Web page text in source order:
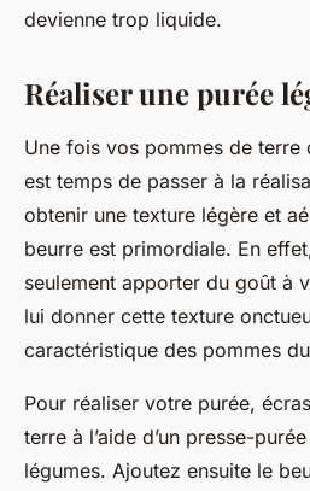
devienne trop liquide.
Réaliser une purée
Une fois vos pommes de terre
est temps de passer à la
obtenir une texture légère et
beurre est primordiale. En
seulement apporter du goût à
lui donner cette texture
caractéristique des pommes
Pour réaliser votre purée,
terre à l’aide d’un presse-
légumes. Ajoutez ensuite le